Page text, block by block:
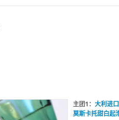
主团1： 大利进
莫斯卡托甜白起